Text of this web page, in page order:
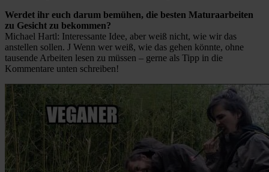
Werdet ihr euch darum bemühen, die besten Maturaarbeiten
zu Gesicht zu bekommen?
Michael Hartl: Interessante Idee, aber weiß nicht, wie wir das
anstellen sollen. J Wenn wer weiß, wie das gehen könnte, ohne
tausende Arbeiten lesen zu müssen – gerne als Tipp in die
Kommentare unten schreiben!